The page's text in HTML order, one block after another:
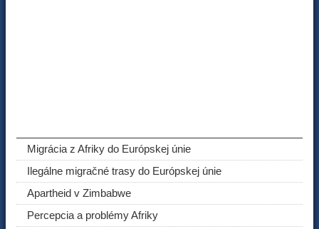
Migrácia z Afriky do Európskej únie
Ilegálne migračné trasy do Európskej únie
Apartheid v Zimbabwe
Percepcia a problémy Afriky